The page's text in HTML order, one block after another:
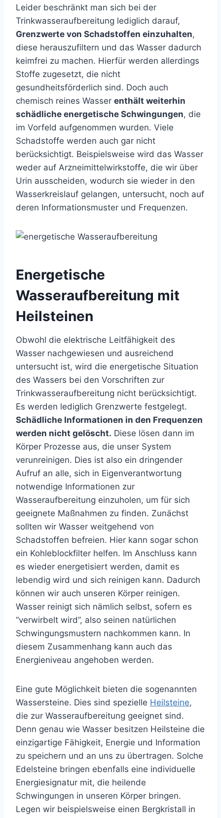
Leider beschränkt man sich bei der
Trinkwasseraufbereitung lediglich darauf,
Grenzwerte von Schadstoffen einzuhalten,
diese herauszufiltern und das Wasser dadurch
keimfrei zu machen. Hierfür werden allerdings
Stoffe zugesetzt, die nicht
gesundheitsförderlich sind. Doch auch
chemisch reines Wasser enthält weiterhin
schädliche energetische Schwingungen, die
im Vorfeld aufgenommen wurden. Viele
Schadstoffe werden auch gar nicht
berücksichtigt. Beispielsweise wird das Wasser
weder auf Arzneimittelwirkstoffe, die wir über
Urin ausscheiden, wodurch sie wieder in den
Wasserkreislauf gelangen, untersucht, noch auf
deren Informationsmuster und Frequenzen.
Energetische
Wasseraufbereitung mit
Heilsteinen
Obwohl die elektrische Leitfähigkeit des
Wasser nachgewiesen und ausreichend
untersucht ist, wird die energetische Situation
des Wassers bei den Vorschriften zur
Trinkwasseraufbereitung nicht berücksichtigt.
Es werden lediglich Grenzwerte festgelegt.
Schädliche Informationen in den Frequenzen
werden nicht gelöscht. Diese lösen dann im
Körper Prozesse aus, die unser System
verunreinigen. Dies ist also ein dringender
Aufruf an alle, sich in Eigenverantwortung
notwendige Informationen zur
Wasseraufbereitung einzuholen, um für sich
geeignete Maßnahmen zu finden. Zunächst
sollten wir Wasser weitgehend von
Schadstoffen befreien. Hier kann sogar schon
ein Kohleblockfilter helfen. Im Anschluss kann
es wieder energetisiert werden, damit es
lebendig wird und sich reinigen kann. Dadurch
können wir auch unseren Körper reinigen.
Wasser reinigt sich nämlich selbst, sofern es
“verwirbelt wird”, also seinen natürlichen
Schwingungsmustern nachkommen kann. In
diesem Zusammenhang kann auch das
Energieniveau angehoben werden.
Eine gute Möglichkeit bieten die sogenannten
Wassersteine. Dies sind spezielle Heilsteine,
die zur Wasseraufbereitung geeignet sind.
Denn genau wie Wasser besitzen Heilsteine die
einzigartige Fähigkeit, Energie und Information
zu speichern und an uns zu übertragen. Solche
Edelsteine bringen ebenfalls eine individuelle
Energiesignatur mit, die heilende
Schwingungen in unseren Körper bringen.
Legen wir beispielsweise einen Bergkristall in